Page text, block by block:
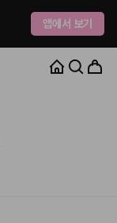
앱에서 보기